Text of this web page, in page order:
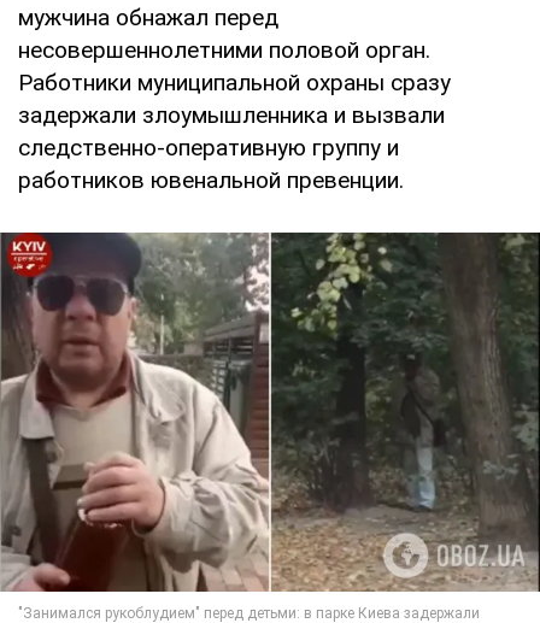
мужчина обнажал перед
несовершеннолетними половой орган.
Работники муниципальной охраны сразу
задержали злоумышленника и вызвали
следственно-оперативную группу и
работников ювенальной превенции.